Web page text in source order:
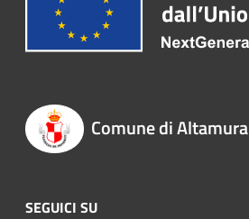
Comune di Altamura
SEGUICI SU